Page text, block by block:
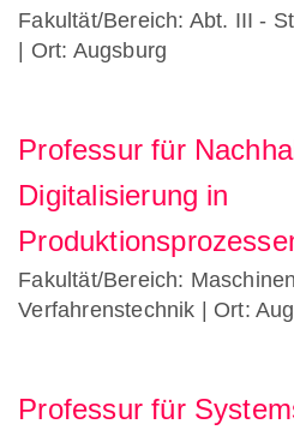
Fakultät/Bereich: Abt. III -
| Ort: Augsburg
Professur für
Digitalisierung in
Fakultät/Bereich:
Verfahrenstechnik | Ort:
Professur für